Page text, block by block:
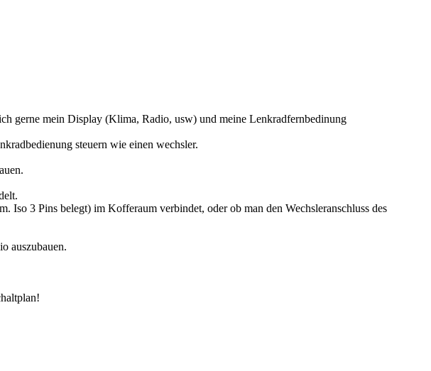
gerne mein Display (Klima, Radio, usw) und meine Lenkradfernbedinung
steuern wie einen wechsler.
3 Pins belegt) im Kofferaum verbindet, oder ob man den Wechsleranschluss des
auszubauen.